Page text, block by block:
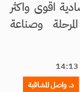
اقوى واكثر
وصناعة
د. واصل المشاقبة